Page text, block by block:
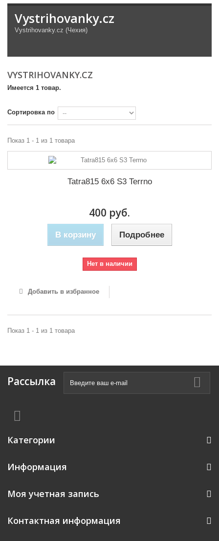
Vystrihovanky.cz
Vystrihovanky.cz (Чехия)
VYSTRIHOVANKY.CZ
Имеется 1 товар.
Сортировка по
Показ 1 - 1 из 1 товара
Tatra815 6x6 S3 Terrno
400 руб.
В корзину Подробнее
Нет в наличии
Добавить в избранное
Показ 1 - 1 из 1 товара
Рассылка
Категории
Информация
Моя учетная запись
Контактная информация